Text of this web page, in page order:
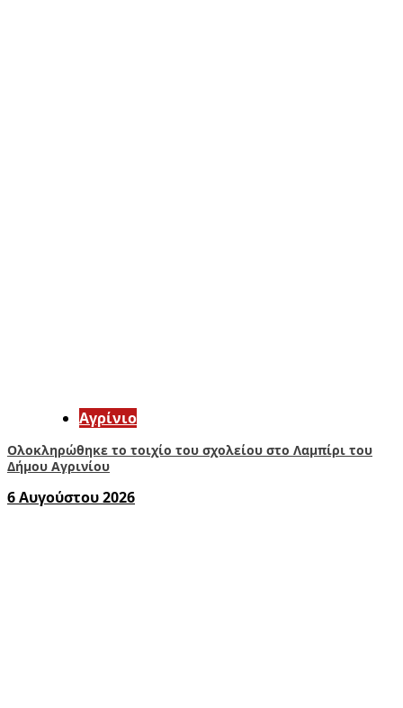
Aγρίνιο
Ολοκληρώθηκε το τοιχίο του σχολείου στο Λαμπίρι του
Δήμου Αγρινίου
6 Αυγούστου 2026